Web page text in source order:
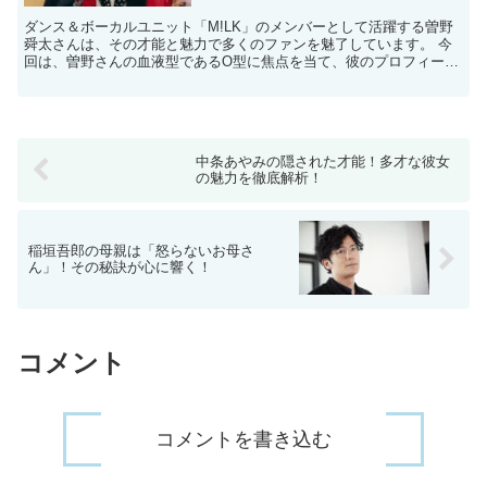
ダンス＆ボーカルユニット「M!LK」のメンバーとして活躍する曽野
舜太さんは、その才能と魅力で多くのファンを魅了しています。 ​今
回は、曽野さんの血液型であるO型に焦点を当て、彼のプロフィール
中条あやみの隠された才能！多才な彼女
の魅力を徹底解析！
稲垣吾郎の母親は「怒らないお母さ
ん」！その秘訣が心に響く！
コメント
コメントを書き込む